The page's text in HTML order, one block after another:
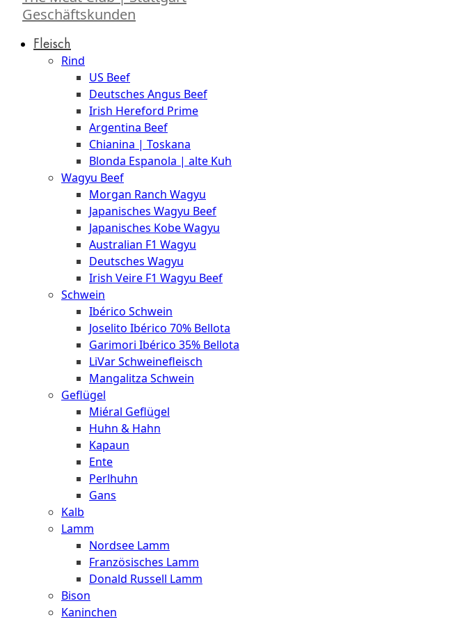
Geschäftskunden
Fleisch
Rind
US Beef
Deutsches Angus Beef
Irish Hereford Prime
Argentina Beef
Chianina | Toskana
Blonda Espanola | alte Kuh
Wagyu Beef
Morgan Ranch Wagyu
Japanisches Wagyu Beef
Japanisches Kobe Wagyu
Australian F1 Wagyu
Deutsches Wagyu
Irish Veire F1 Wagyu Beef
Schwein
Ibérico Schwein
Joselito Ibérico 70% Bellota
Garimori Ibérico 35% Bellota
LiVar Schweinefleisch
Mangalitza Schwein
Geflügel
Miéral Geflügel
Huhn & Hahn
Kapaun
Ente
Perlhuhn
Gans
Kalb
Lamm
Nordsee Lamm
Französisches Lamm
Donald Russell Lamm
Bison
Kaninchen